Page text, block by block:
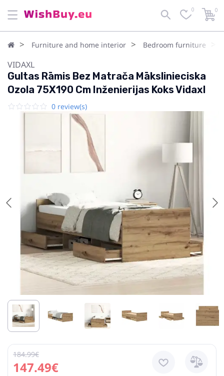
0 0
Furniture and home interior Bedroom furniture
VIDAXL
Gultas Rāmis Bez Matrača Mākslinieciska
Ozola 75X190 Cm Inženierijas Koks Vidaxl
0 review(s)
147.49€
184.99€